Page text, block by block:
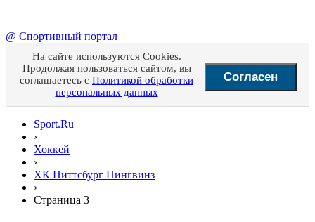
@ Спортивный портал
На сайте используются Cookies.
Продолжая пользоваться сайтом, вы
соглашаетесь с Политикой обработки
персональных данных
Согласен
Sport.Ru
›
Хоккей
›
ХК Питтсбург Пингвинз
›
Страница 3